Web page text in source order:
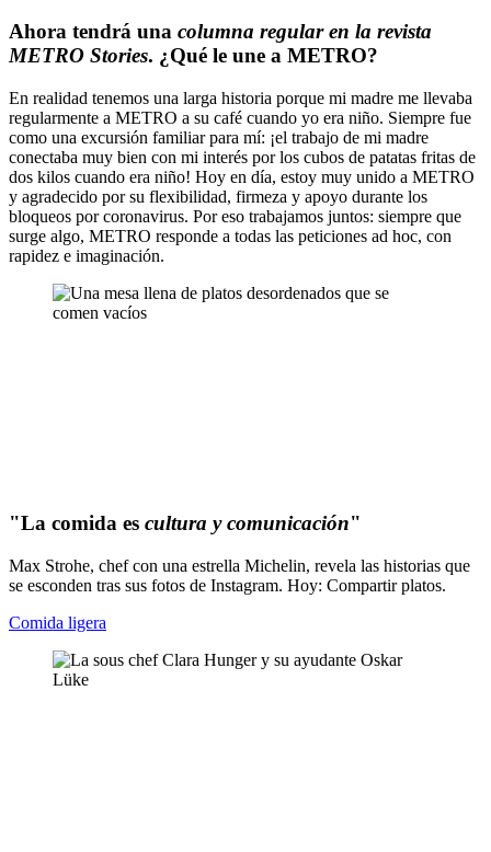
Ahora tendrá una columna regular en la revista
METRO Stories. ¿Qué le une a METRO?
En realidad tenemos una larga historia porque mi madre me llevaba
regularmente a METRO a su café cuando yo era niño. Siempre fue
como una excursión familiar para mí: ¡el trabajo de mi madre
conectaba muy bien con mi interés por los cubos de patatas fritas de
dos kilos cuando era niño! Hoy en día, estoy muy unido a METRO
y agradecido por su flexibilidad, firmeza y apoyo durante los
bloqueos por coronavirus. Por eso trabajamos juntos: siempre que
surge algo, METRO responde a todas las peticiones ad hoc, con
rapidez e imaginación.
"La comida es cultura y comunicación"
Max Strohe, chef con una estrella Michelin, revela las historias que
se esconden tras sus fotos de Instagram. Hoy: Compartir platos.
Comida ligera